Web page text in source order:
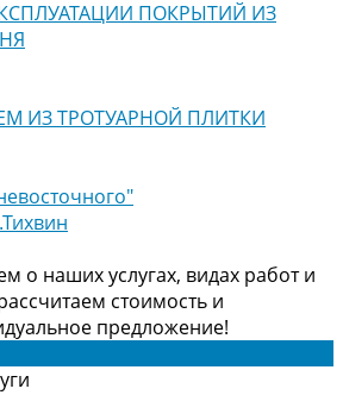
ПОКРЫТИЙ ИЗ
ИЗ ТРОТУАРНОЙ ПЛИТКИ
о наших услугах, видах работ и
стоимость и
предложение!